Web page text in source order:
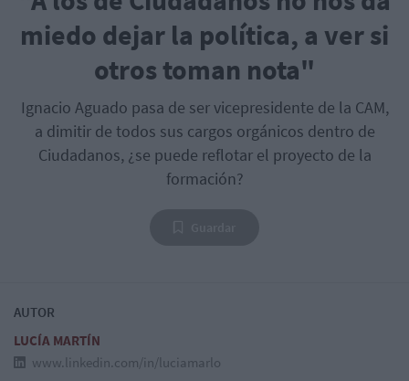
miedo dejar la política, a ver si
otros toman nota"
Ignacio Aguado pasa de ser vicepresidente de la CAM,
a dimitir de todos sus cargos orgánicos dentro de
Ciudadanos, ¿se puede reflotar el proyecto de la
formación?
AUTOR
LUCÍA MARTÍN
www.linkedin.com/in/luciamarlo